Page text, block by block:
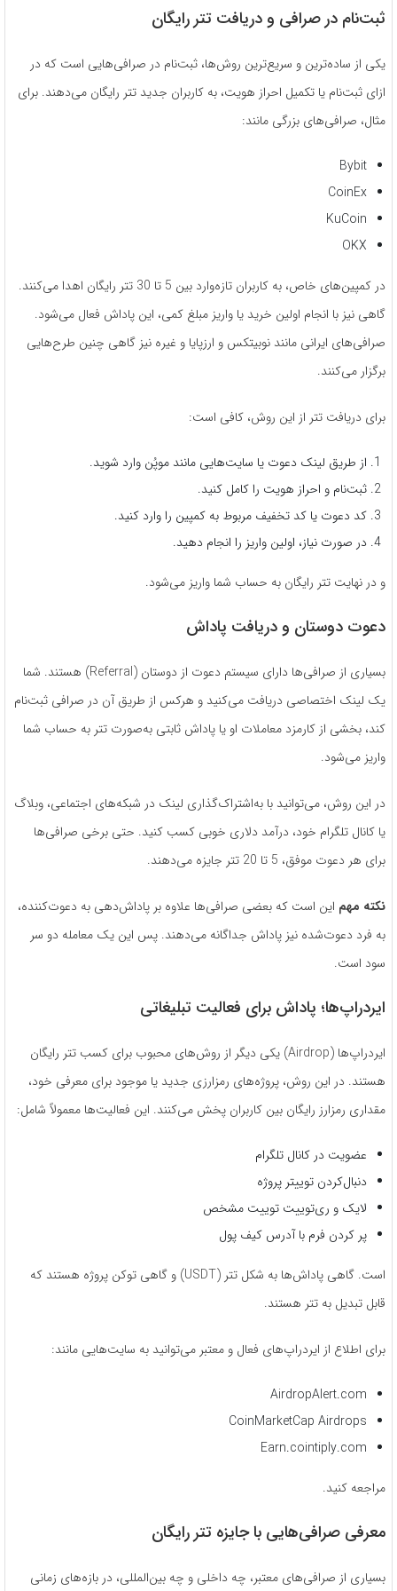
ثبت‌نام در صرافی و دریافت تتر رایگان
یکی از ساده‌ترین و سریع‌ترین روش‌ها، ثبت‌نام در صرافی‌هایی است که در
ازای ثبت‌نام یا تکمیل احراز هویت، به کاربران جدید تتر رایگان می‌دهند. برای
مثال، صرافی‌های بزرگی مانند:
Bybit
CoinEx
KuCoin
OKX
در کمپین‌های خاص، به کاربران تازه‌وارد بین 5 تا 30 تتر رایگان اهدا می‌کنند.
گاهی نیز با انجام اولین خرید یا واریز مبلغ کمی، این پاداش فعال می‌شود.
صرافی‌های ایرانی مانند نوبیتکس و ارزپایا و غیره نیز گاهی چنین طرح‌هایی
برگزار می‌کنند.
برای دریافت تتر از این روش، کافی است:
از طریق لینک دعوت یا سایت‌هایی مانند موپُن وارد شوید.
ثبت‌نام و احراز هویت را کامل کنید.
کد دعوت یا کد تخفیف مربوط به کمپین را وارد کنید.
در صورت نیاز، اولین واریز را انجام دهید.
و در نهایت تتر رایگان به حساب شما واریز می‌شود.
دعوت دوستان و دریافت پاداش
بسیاری از صرافی‌ها دارای سیستم دعوت از دوستان (Referral) هستند. شما
یک لینک اختصاصی دریافت می‌کنید و هرکس از طریق آن در صرافی ثبت‌نام
کند، بخشی از کارمزد معاملات او یا پاداش ثابتی به‌صورت تتر به حساب شما
واریز می‌شود.
در این روش، می‌توانید با به‌اشتراک‌گذاری لینک در شبکه‌های اجتماعی، وبلاگ
یا کانال تلگرام خود، درآمد دلاری خوبی کسب کنید. حتی برخی صرافی‌ها
برای هر دعوت موفق، 5 تا 20 تتر جایزه می‌دهند.
نکته مهم این است که بعضی صرافی‌ها علاوه بر پاداش‌دهی به دعوت‌کننده،
به فرد دعوت‌شده نیز پاداش جداگانه می‌دهند. پس این یک معامله دو سر
سود است.
ایردراپ‌ها؛ پاداش برای فعالیت تبلیغاتی
ایردراپ‌ها (Airdrop) یکی دیگر از روش‌های محبوب برای کسب تتر رایگان
هستند. در این روش، پروژه‌های رمزارزی جدید یا موجود برای معرفی خود،
مقداری رمزارز رایگان بین کاربران پخش می‌کنند. این فعالیت‌ها معمولاً شامل:
عضویت در کانال تلگرام
دنبال‌کردن توییتر پروژه
لایک و ری‌توییت توییت مشخص
پر کردن فرم با آدرس کیف پول
است. گاهی پاداش‌ها به شکل تتر (USDT) و گاهی توکن پروژه هستند که
قابل تبدیل به تتر هستند.
برای اطلاع از ایردراپ‌های فعال و معتبر می‌توانید به سایت‌هایی مانند:
AirdropAlert.com
CoinMarketCap Airdrops
Earn.cointiply.com
مراجعه کنید.
معرفی صرافی‌هایی با جایزه تتر رایگان
بسیاری از صرافی‌های معتبر، چه داخلی و چه بین‌المللی، در بازه‌های زمانی